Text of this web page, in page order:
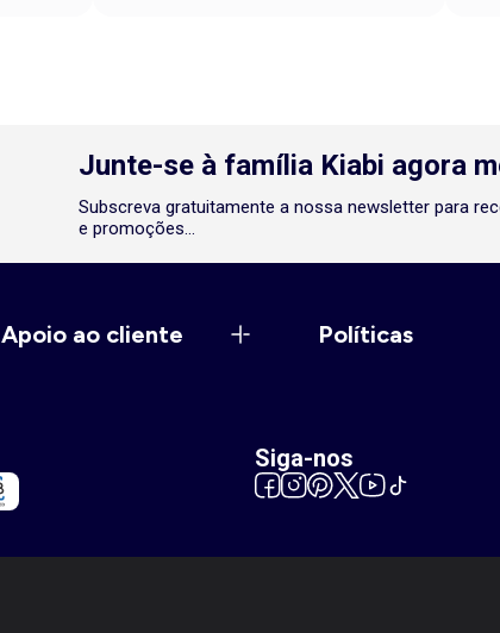
Junte-se à família Kiabi agora
Subscreva gratuitamente a nossa newsletter para
e promoções...
Apoio ao cliente Políticas
Siga-nos